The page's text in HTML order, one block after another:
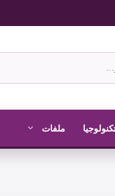
ملفات